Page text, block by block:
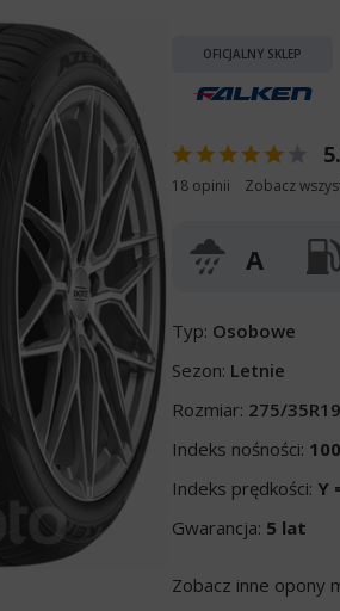
OFICJALNY SKLEP
18 opinii Zobacz
A
Typ: Osobowe
Sezon: Letnie
Rozmiar: 275/35R19
Indeks nośności:
Indeks prędkości: Y
Gwarancja: 5 lat
Zobacz inne opony